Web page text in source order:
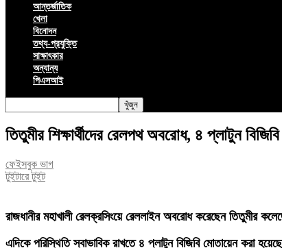
আন্তর্জাতিক
খেলা
বিনোদন
তথ্য-প্রযুক্তি
সাক্ষাৎকার
অন্যান্য
পিএসআই
তিতুমীর শিক্ষার্থীদের রেলপথ অবরোধ, ৪ প্লাটুন
ফেইসবুক ভাগ
টুইটারে টুইট
রাজধানীর মহাখালী রেলক্রসিংয়ে রেললাইন অবরোধ করেছেন তিতুমীর
এদিকে পরিস্থিতি স্বাভাবিক রাখতে ৪ প্লাটুন বিজিবি মোতায়েন করা